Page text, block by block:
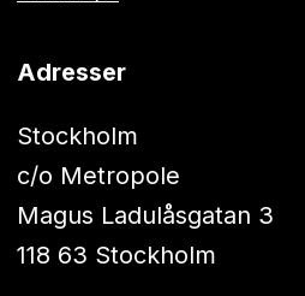
Adresser
Stockholm
c/o Metropole
Magus Ladulåsgatan 3
118 63 Stockholm